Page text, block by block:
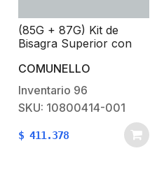
(85G + 87G) Kit de
Bisagra Superior con
Capacidad 650 Kg /
Acabado Galvanizado
COMUNELLO
Inventario 96
SKU: 10800414-001
$ 411.378